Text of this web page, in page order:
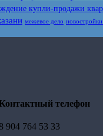
купли-продажи
межевое дело новостройки
телефон
904 764 53 33